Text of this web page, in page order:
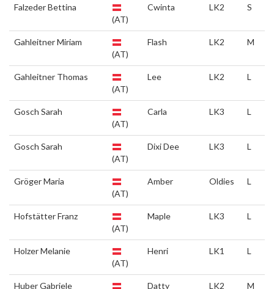
Falzeder Bettina
(AT)
Cwinta LK2 S
Gahleitner Miriam
(AT)
Flash LK2 M
Gahleitner Thomas
(AT)
Lee LK2 L
Gosch Sarah
(AT)
Carla LK3 L
Gosch Sarah
(AT)
Dixi Dee LK3 L
Gröger Maria
(AT)
Amber Oldies L
Hofstätter Franz
(AT)
Maple LK3 L
Holzer Melanie
(AT)
Henri LK1 L
Huber Gabriele
Datty LK2 M